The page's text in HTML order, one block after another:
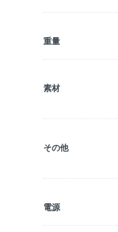
重量
素材
その他
電源